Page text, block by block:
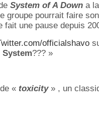
System of A Down a
groupe pourrait faire
fait une pause depuis
officialshavo
System??? »
« toxicity» , un